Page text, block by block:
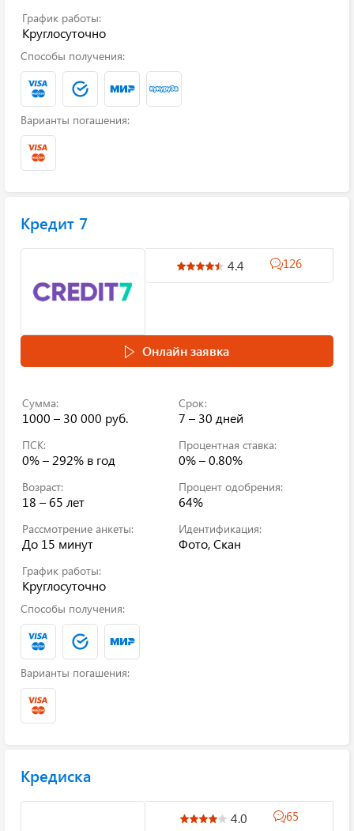
График работы:
Круглосуточно
Способы получения:
Варианты погашения:
Кредит 7
4.4 126
Онлайн заявка
Сумма:
1000 – 30 000 руб.
Срок:
7 – 30 дней
ПСК:
0% – 292% в год
Процентная ставка:
0% – 0.80%
Возраст:
18 – 65 лет
Процент одобрения:
64%
Рассмотрение анкеты:
До 15 минут
Идентификация:
Фото, Скан
График работы:
Круглосуточно
Способы получения:
Варианты погашения:
Кредиска
4.0 65